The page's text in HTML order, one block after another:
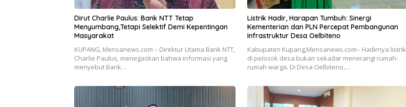
Dirut Charlie Paulus: Bank NTT Tetap
Menyumbang,Tetapi Selektif Demi Kepentingan
Masyarakat
KUPANG, Mensanews.com – Direktur Utama Bank NTT,
Charlie Paulus, menegaskan bahwa informasi yang
menyebut Bank…
Listrik Hadir, Harapan Tumbuh: Sinergi
Kementerian dan PLN Percepat Pembangunan
Infrastruktur Desa Oelbiteno
Kabupaten Kupang,Mensanews.com– Hadirnya listrik
di pelosok desa bukan sekadar menerangi rumah-
rumah warga. Di Desa Oelbiteno,…